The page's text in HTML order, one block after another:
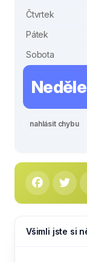
Čtvrtek
Pátek
Sobota
Neděle
nahlásit chybu
Všimli jste si